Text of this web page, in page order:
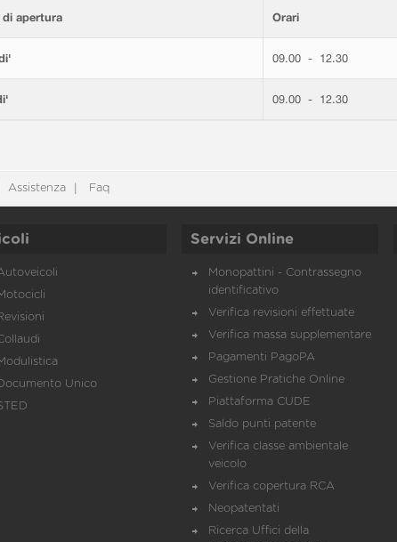
di apertura Orari
09.00 - 12.30
09.00 - 12.30
Assistenza Faq
Unico
Servizi Online
Monopattini - Contrassegno
identificativo
Verifica revisioni effettuate
Verifica massa supplementare
Pagamenti PagoPA
Gestione Pratiche Online
Piattaforma CUDE
Saldo punti patente
Verifica classe ambientale
veicolo
Verifica copertura RCA
Neopatentati
Ricerca Uffici della